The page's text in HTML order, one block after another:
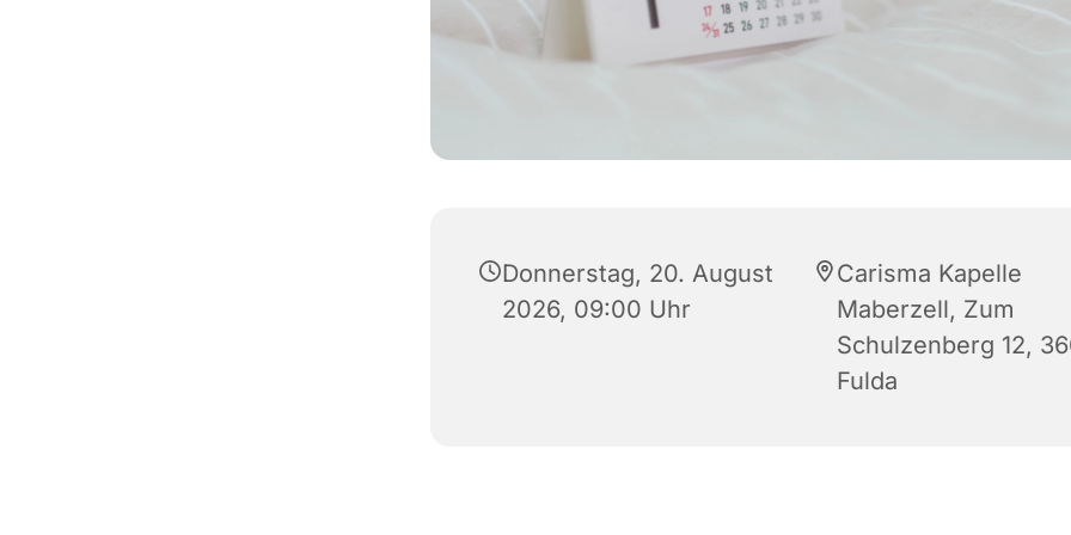
Donnerstag, 20. August
2026, 09:00 Uhr
Carisma Kapelle
Maberzell, Zum
Schulzenberg 12,
Fulda